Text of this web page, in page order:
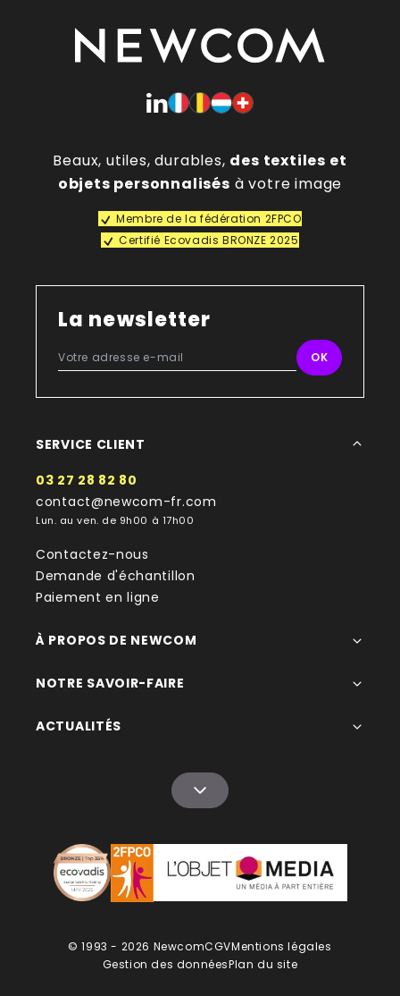
Beaux, utiles, durables, des textiles et
objets personnalisés à votre image
Membre de la fédération 2FPCO
Certifié Ecovadis BRONZE 2025
La newsletter
SERVICE CLIENT
03 27 28 82 80
contact@newcom-fr.com
Lun. au ven. de 9h00 à 17h00
Contactez-nous
Demande d'échantillon
Paiement en ligne
À PROPOS DE NEWCOM
NOTRE SAVOIR-FAIRE
ACTUALITÉS
© 1993 - 2026 NewcomCGVMentions légales
Gestion des donnéesPlan du site